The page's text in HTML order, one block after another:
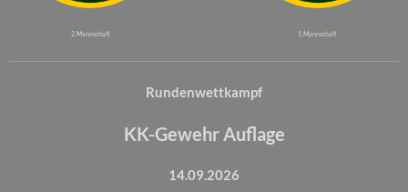
2. Mannschaft 1. Mannschaft
Rundenwettkampf
KK-Gewehr Auflage
14.09.2026